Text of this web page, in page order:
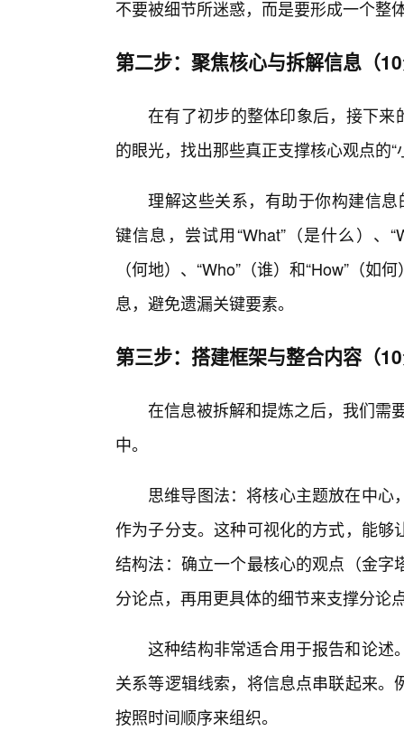
不要被细节所迷惑，而是要形成一个整
第二步：聚焦核心与拆解信息（
在有了初步的整体印象后，接下来
的眼光，找出那些真正支撑核心观点的“
理解这些关系，有助于你构建信
键信息，尝试用“What”（是什么）、
（何地）、“Who”（谁）和“How”（
息，避免遗漏关键要素。
第三步：搭建框架与整合内容（
在信息被拆解和提炼之后，我们需
中。
思维导图法：将核心主题放在中
作为子分支。这种可视化的方式，能
结构法：确立一个最核心的观点（金
分论点，再用更具体的细节来支撑分论
这种结构非常适合用于报告和论述
关系等逻辑线索，将信息点串联起来
按照时间顺序来组织。